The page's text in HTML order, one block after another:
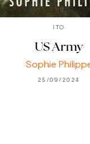
ITO
US Army
Sophie
25/09/2024